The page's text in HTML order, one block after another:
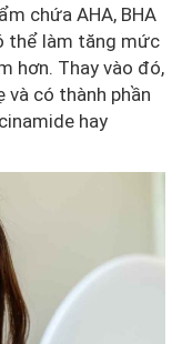
chứa AHA, BHA
thể làm tăng mức
hơn. Thay vào đó,
và có thành phần
hay